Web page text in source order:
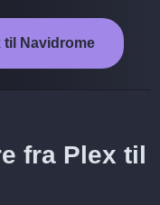
til Navidrome
fra Plex til